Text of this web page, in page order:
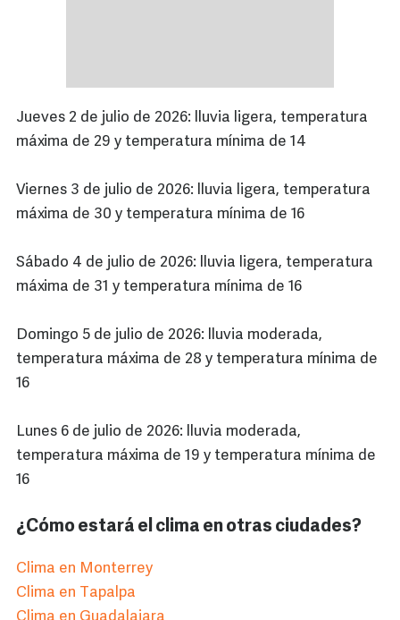
Jueves 2 de julio de 2026: lluvia ligera, temperatura
máxima de 29 y temperatura mínima de 14
Viernes 3 de julio de 2026: lluvia ligera, temperatura
máxima de 30 y temperatura mínima de 16
Sábado 4 de julio de 2026: lluvia ligera, temperatura
máxima de 31 y temperatura mínima de 16
Domingo 5 de julio de 2026: lluvia moderada,
temperatura máxima de 28 y temperatura mínima de
16
Lunes 6 de julio de 2026: lluvia moderada,
temperatura máxima de 19 y temperatura mínima de
16
¿Cómo estará el clima en otras ciudades?
Clima en Monterrey
Clima en Tapalpa